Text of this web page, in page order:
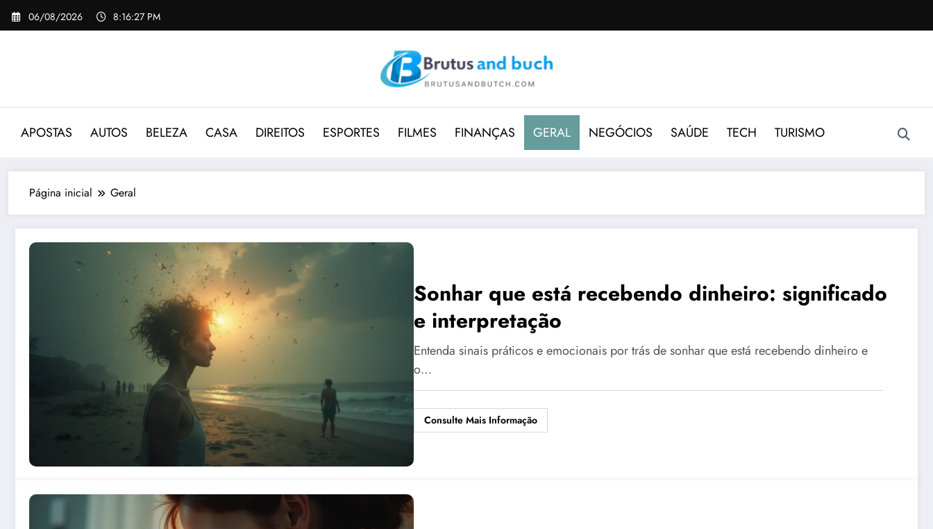
Pular
para
06/08/2026 8:16:29 PM
APOSTAS AUTOS BELEZA CASA DIREITOS ESPORTES FILMES FINANÇAS GERAL NEGÓCIOS SAÚDE TECH TURISMO
Página inicial Geral
Sonhar que está recebendo dinheiro: significado
e interpretação
Entenda sinais práticos e emocionais por trás de sonhar que está recebendo dinheiro e
o…
Consulte Mais Informação